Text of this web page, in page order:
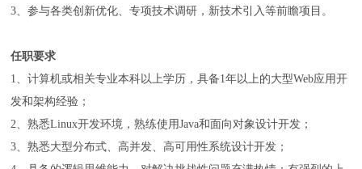
3、参与各类创新优化、专项技术调研，新技术引入等前瞻项目。
任职要求
1、计算机或相关专业本科以上学历，具备1年以上的大型Web应用开
发和架构经验；
2、熟悉Linux开发环境，熟练使用Java和面向对象设计开发；
3、熟悉大型分布式、高并发、高可用性系统设计开发；